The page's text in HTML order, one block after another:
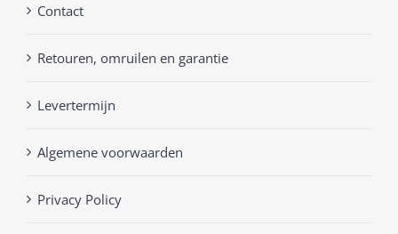
Contact
Retouren, omruilen en garantie
Levertermijn
Algemene voorwaarden
Privacy Policy